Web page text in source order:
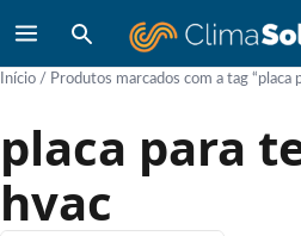
Início / Produtos marcados com a tag “placa
placa para
hvac